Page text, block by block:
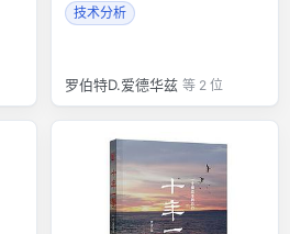
技术分析
罗伯特D.爱德华兹 等 2 位